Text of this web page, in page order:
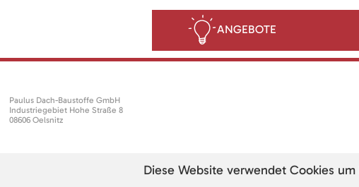
ANGEBOTE
Paulus Dach-Baustoffe GmbH
Industriegebiet Hohe Straße 8
08606 Oelsnitz
Diese Website verwendet Cookies